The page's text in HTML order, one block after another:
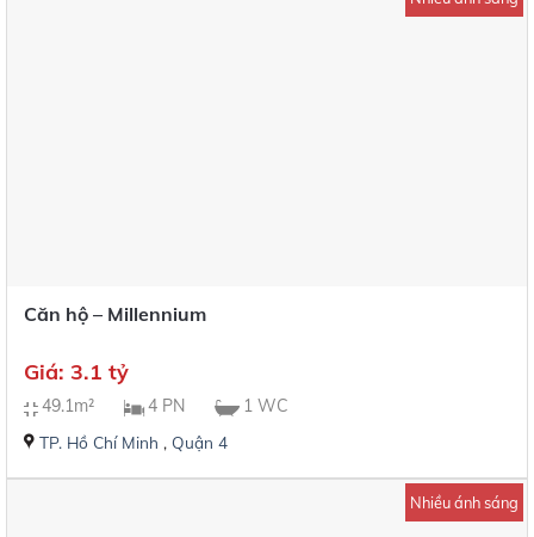
Căn hộ – Millennium
Giá: 3.1 tỷ
49.1m² 4 PN 1 WC
TP. Hồ Chí Minh , Quận 4
Nhiều ánh sáng